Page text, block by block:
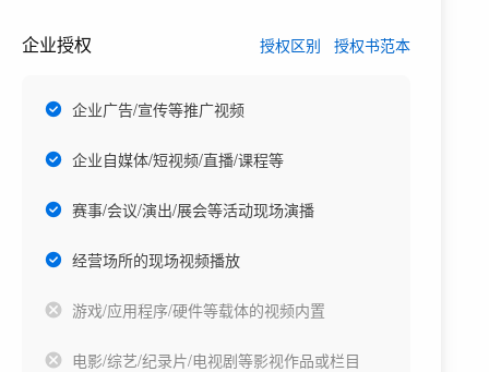
企业授权 授权区别 授权书范本
企业广告/宣传等推广视频
企业自媒体/短视频/直播/课程等
赛事/会议/演出/展会等活动现场演播
经营场所的现场视频播放
游戏/应用程序/硬件等载体的视频内置
电影/综艺/纪录片/电视剧等影视作品或栏目